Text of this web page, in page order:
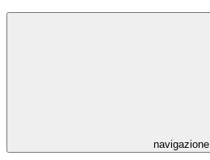
navigazione